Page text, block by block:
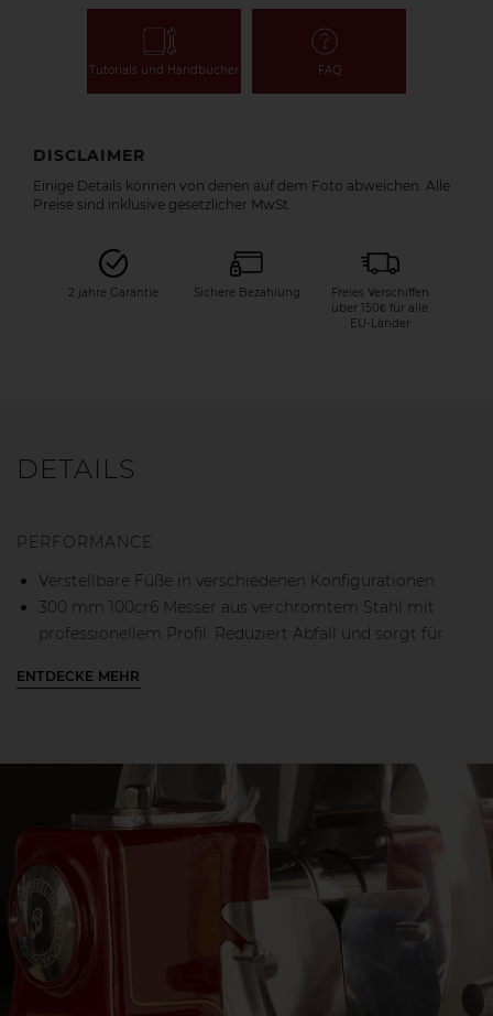
Tutorials und Handbücher FAQ
DISCLAIMER
Einige Details können von denen auf dem Foto abweichen. Alle
Preise sind inklusive gesetzlicher MwSt.
2 jahre Garantie Sichere Bezahiung
Freies Verschiffen
über 150€ für alle
EU-Länder
DETAILS
PERFORMANCE
Verstellbare Füße in verschiedenen Konfigurationen
300 mm 100cr6 Messer aus verchromtem Stahl mit
professionellem Profil: Reduziert Abfall und sorgt für
Schnelles Vor- und Rücklaufsystem für Schneidgutplatte
Produktpositionierung
Schleifvorrichtung, der in einem Betriebssystem mit
zwei getrennten Bewegungen enthalten ist, um die
Präzision des Schärfens zu erhöhen
Reglerknopf für die schnittdicke von 0 mm bis 1,5 mm
Restehalter mit erleichterter Kupplung für eine bessere
Scheibenentfernung
REINIGUNG & HYGIENE
ENTDECKE MEHR